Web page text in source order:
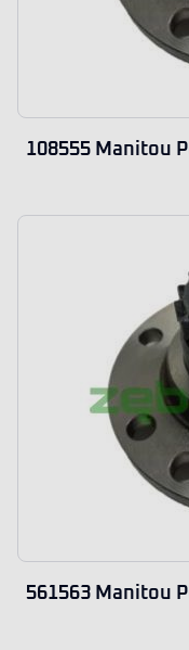
108555 Manitou
561563 Manitou